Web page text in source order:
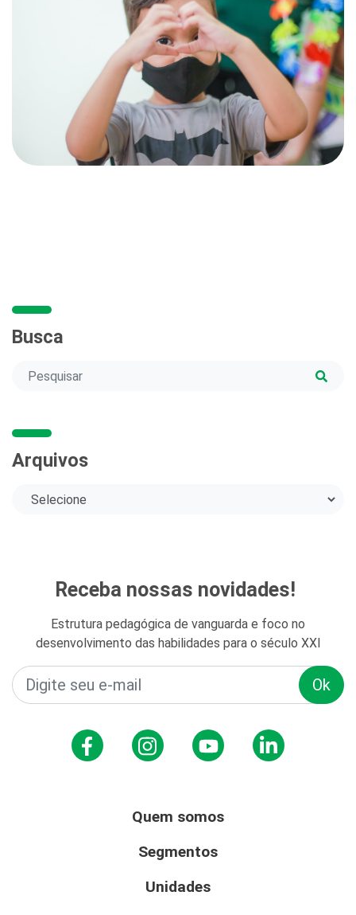
Busca
Arquivos
Receba nossas novidades!
Estrutura pedagógica de vanguarda e foco no
desenvolvimento das habilidades para o século XXI
Ok
Quem somos
Segmentos
Unidades